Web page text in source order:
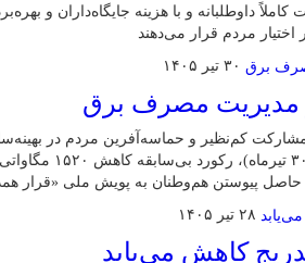
کاملاً داوطلبانه و با هزینه جایگاه‌داران و
۳۰ تیر ۱۴۰۵
مدیریت مصرف برق
مشارکت کم‌نظیر و حماسه‌آفرین مردم در
کرد: طی ۲۴ ساعت گذشته
حاصل پیوستن هم‌وطنان به پویش ملی «قرار
۲۸ تیر ۱۴۰۵
کاهش می‌یابد